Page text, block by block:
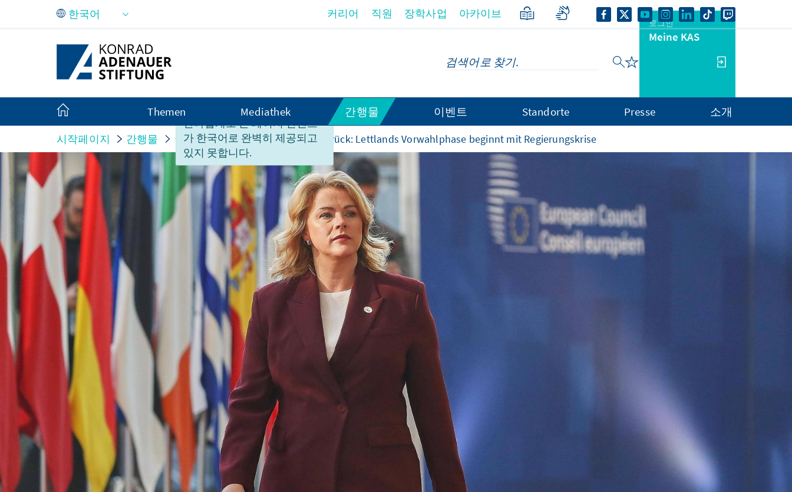
Skip to Main Content
안타깝게도 본 페이지 컨텐츠
가 한국어로 완벽히 제공되고
있지 못합니다.
커리어 직원 장학사업 아카이브
로그인
Meine KAS
Themen Mediathek 간행물 이벤트 Standorte Presse 소개
시작페이지 간행물 국가 보고서 Evika Siliņa tritt zurück: Lettlands Vorwahlphase beginnt mit Regierungskrise